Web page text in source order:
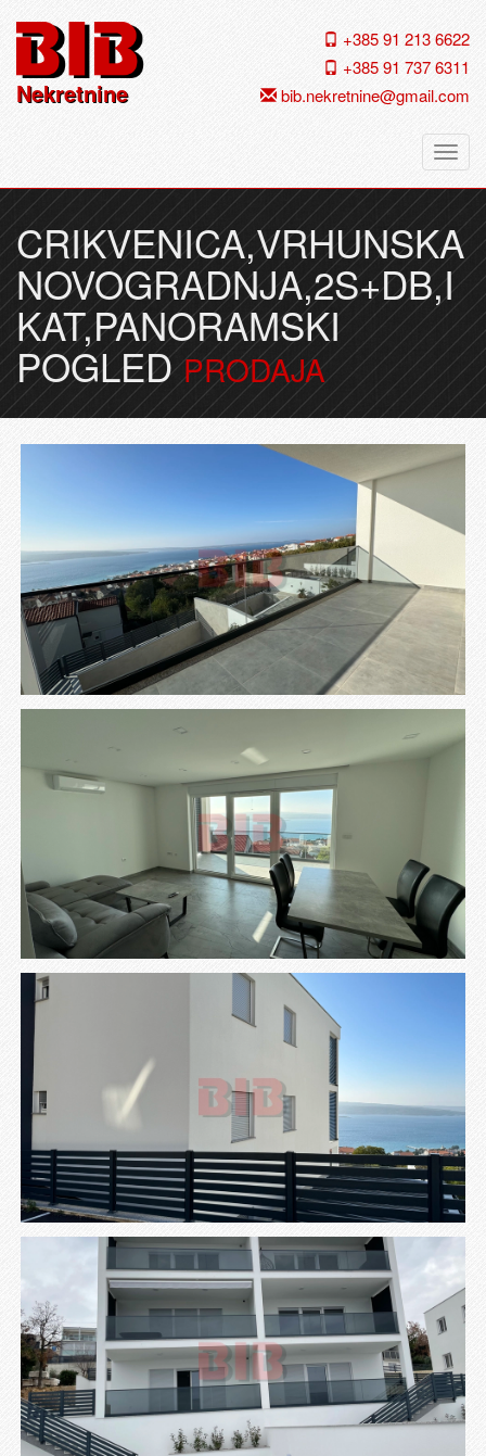
Nekretnine
+385 91 213 6622
+385 91 737 6311
bib.nekretnine@gmail.com
CRIKVENICA,VRHUNSKA
NOVOGRADNJA,2S+DB,I
KAT,PANORAMSKI
POGLEDPRODAJA